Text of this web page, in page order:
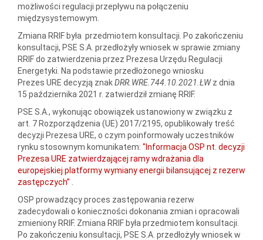
możliwości regulacji przepływu na połączeniu
międzysystemowym.
Zmiana RRIF była przedmiotem konsultacji. Po zakończeniu
konsultacji, PSE S.A. przedłożyły wniosek w sprawie zmiany
RRIF do zatwierdzenia przez Prezesa Urzędu Regulacji
Energetyki. Na podstawie przedłożonego wniosku
Prezes URE decyzją znakDRR.WRE.744.10.2021.ŁWz dnia
15 października 2021 r. zatwierdził zmianę RRIF.
PSE S.A., wykonując obowiązek ustanowiony w związku z
art. 7 Rozporządzenia (UE) 2017/2195, opublikowały treść
decyzji Prezesa URE, o czym poinformowały uczestników
rynku stosownym komunikatem: "Informacja OSP nt. decyzji
Prezesa URE zatwierdzającej ramy wdrażania dla
europejskiej platformy wymiany energii bilansującej z rezerw
zastępczych”
OSP prowadzący proces zastępowania rezerw
zadecydowali o konieczności dokonania zmian i opracowali
zmieniony RRIF. Zmiana RRIF była przedmiotem konsultacji.
Po zakończeniu konsultacji, PSE S.A. przedłożyły wniosek w